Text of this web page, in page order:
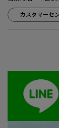
カスタマーセ